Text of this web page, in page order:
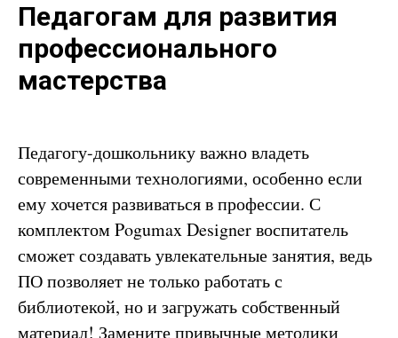
Педагогам для развития
профессионального
мастерства
Педагогу-дошкольнику важно владеть
современными технологиями, особенно если
ему хочется развиваться в профессии. С
комплектом Pogumax Designer воспитатель
сможет создавать увлекательные занятия, ведь
ПО позволяет не только работать с
библиотекой, но и загружать собственный
материал! Замените привычные методики